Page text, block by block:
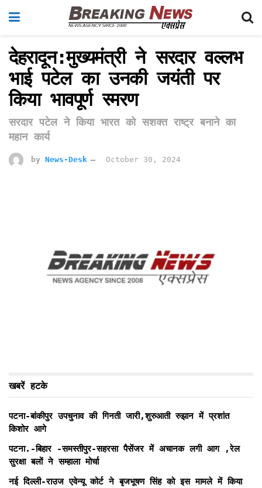
देहरादून:मुख्यमंत्री ने सरदार वल्लभ
भाई पटेल का उनकी जयंती पर
किया भावपूर्ण स्मरण
सरदार पटेल ने किया भारत को सशक्त राष्ट्र बनाने का
महान कार्य
by News-Desk October 30, 2024
खबरें हटके
पटना-बांकीपुर उपचुनाव की गिनती जारी,शुरुआती रुझान में प्रशांत
किशोर आगे
पटना.-बिहार -समस्तीपुर-सहरसा पैसेंजर में अचानक लगी आग ,रेल
सुरक्षा बलों ने सम्हाला मोर्चा
नई दिल्ली-राउज एवेन्यू कोर्ट ने बृजभूषण सिंह को इस मामले में किया